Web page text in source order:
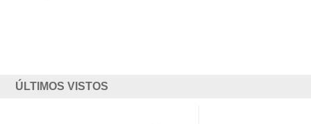
ÚLTIMOS VISTOS